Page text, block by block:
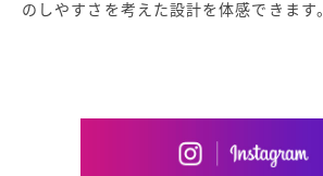
のしやすさを考えた設計を体感できます。